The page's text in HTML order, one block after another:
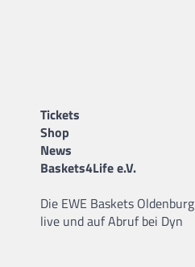
Tickets
Shop
News
Baskets4Life e.V.
Die EWE Baskets Oldenburg
live und auf Abruf bei Dyn